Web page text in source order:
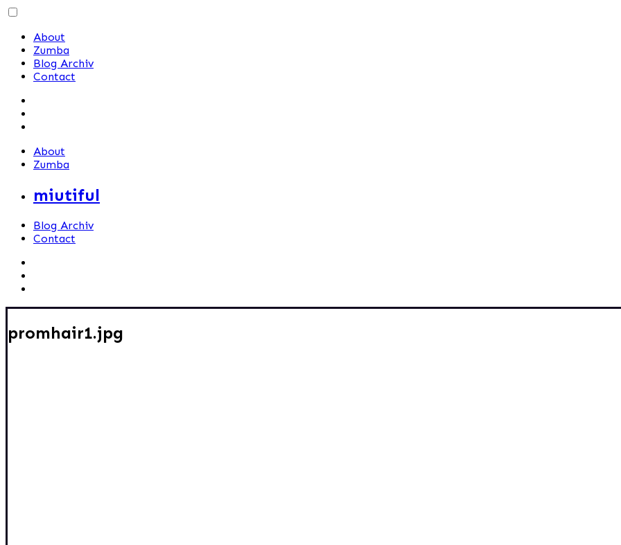
Skip
contentAbout
Zumba
Blog Archiv
Contact
About
Zumba
miutiful
Blog Archiv
Contact
promhair1.jpg